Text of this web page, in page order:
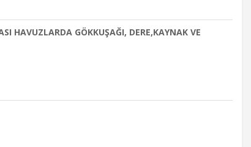
HAVUZLARDA GÖKKUŞAĞI, DERE,KAYNAK VE